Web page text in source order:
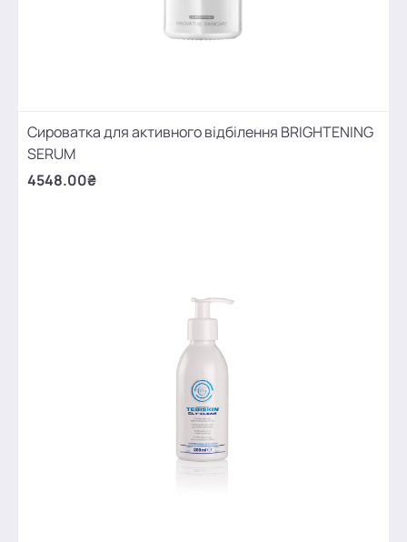
Сироватка для активного відбілення BRIGHTENING
SERUM
4548.00₴